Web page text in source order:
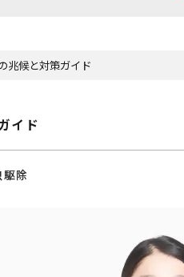
兆候と対策ガイド
イド
除